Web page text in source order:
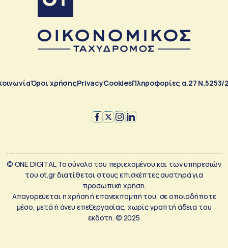
Όροι χρήσηςPrivacyCookiesΠληροφορίες α.27 Ν.5253/
© ONE DIGITAL Το σύνολο του περιεχομένου και των υπηρεσιών
του ot.gr διατίθεται στους επισκέπτες αυστηρά για
προσωπική χρήση.
Απαγορεύεται η χρήση ή επανεκπομπή του, σε οποιοδήποτε
μέσο, μετά ή άνευ επεξεργασίας, χωρίς γραπτή άδεια του
εκδότη. © 2025